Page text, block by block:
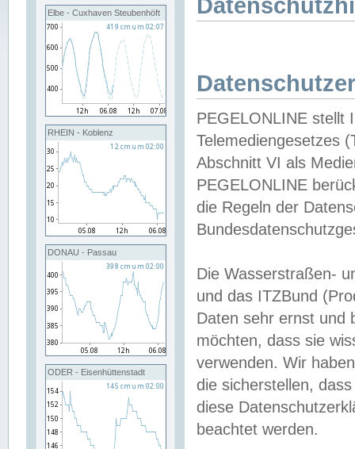
Elbe - Cuxhaven Steubenhöft
RHEIN - Koblenz
DONAU - Passau
ODER - Eisenhüttenstadt
PEGELONLINE stellt
Telemediengesetzes
Abschnitt VI als
PEGELONLINE
die Regeln der
Die Wasserstraßen-
und das ITZBund
Daten sehr ernst und
möchten, dass sie
verwenden. Wir
die sicherstellen,
diese
beachtet werden.